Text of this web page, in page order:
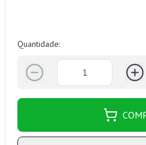
Quantidade: